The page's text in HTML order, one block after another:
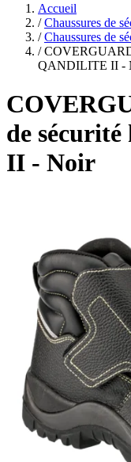
Accueil
/ Chaussures de
/ Chaussures de
/ COVERGUARD
QANDILITE II -
de
II - Noir